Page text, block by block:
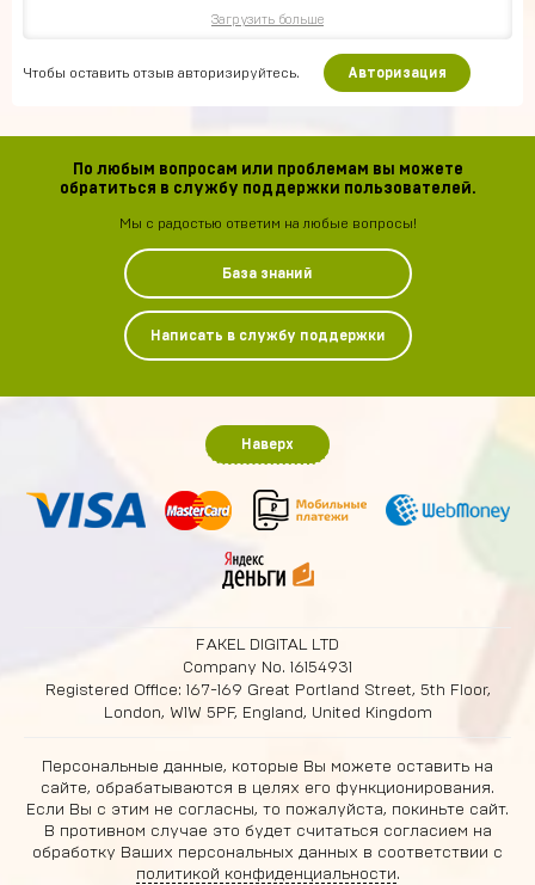
Загрузить больше
Чтобы оставить отзыв авторизируйтесь. Авторизация
По любым вопросам или проблемам вы можете
обратиться в службу поддержки пользователей.
Мы с радостью ответим на любые вопросы!
База знаний
Написать в службу поддержки
Наверх
FAKEL DIGITAL LTD
Company No. 16154931
Registered Office: 167-169 Great Portland Street, 5th Floor,
London, W1W 5PF, England, United Kingdom
Персональные данные, которые Вы можете оставить на
сайте, обрабатываются в целях его функционирования.
Если Вы с этим не согласны, то пожалуйста, покиньте сайт.
В противном случае это будет считаться согласием на
обработку Ваших персональных данных в соответствии с
политикой конфиденциальности.